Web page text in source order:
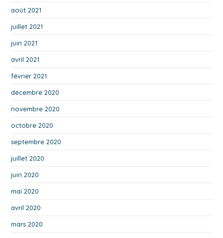
août 2021
juillet 2021
juin 2021
avril 2021
février 2021
décembre 2020
novembre 2020
octobre 2020
septembre 2020
juillet 2020
juin 2020
mai 2020
avril 2020
mars 2020